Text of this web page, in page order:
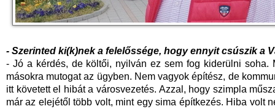
- Szerinted ki(k)nek a felelőssége, hogy ennyit csúszik a
- Jó a kérdés, de költői, nyilván ez sem fog kiderülni soha.
másokra mutogat az ügyben. Nem vagyok építész, de
itt követett el hibát a városvezetés. Azzal, hogy szimpla
már az elejétől több volt, mint egy sima építkezés. Hiba volt